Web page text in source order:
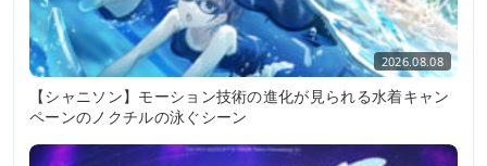
2026.08.08
【シャニソン】モーション技術の進化が見られる水着キャン
ペーンのノクチルの泳ぐシーン